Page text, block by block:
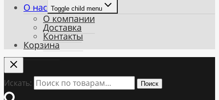
О нас Toggle child menu
О компании
Доставка
Контакты
Корзина
Искать: Поиск